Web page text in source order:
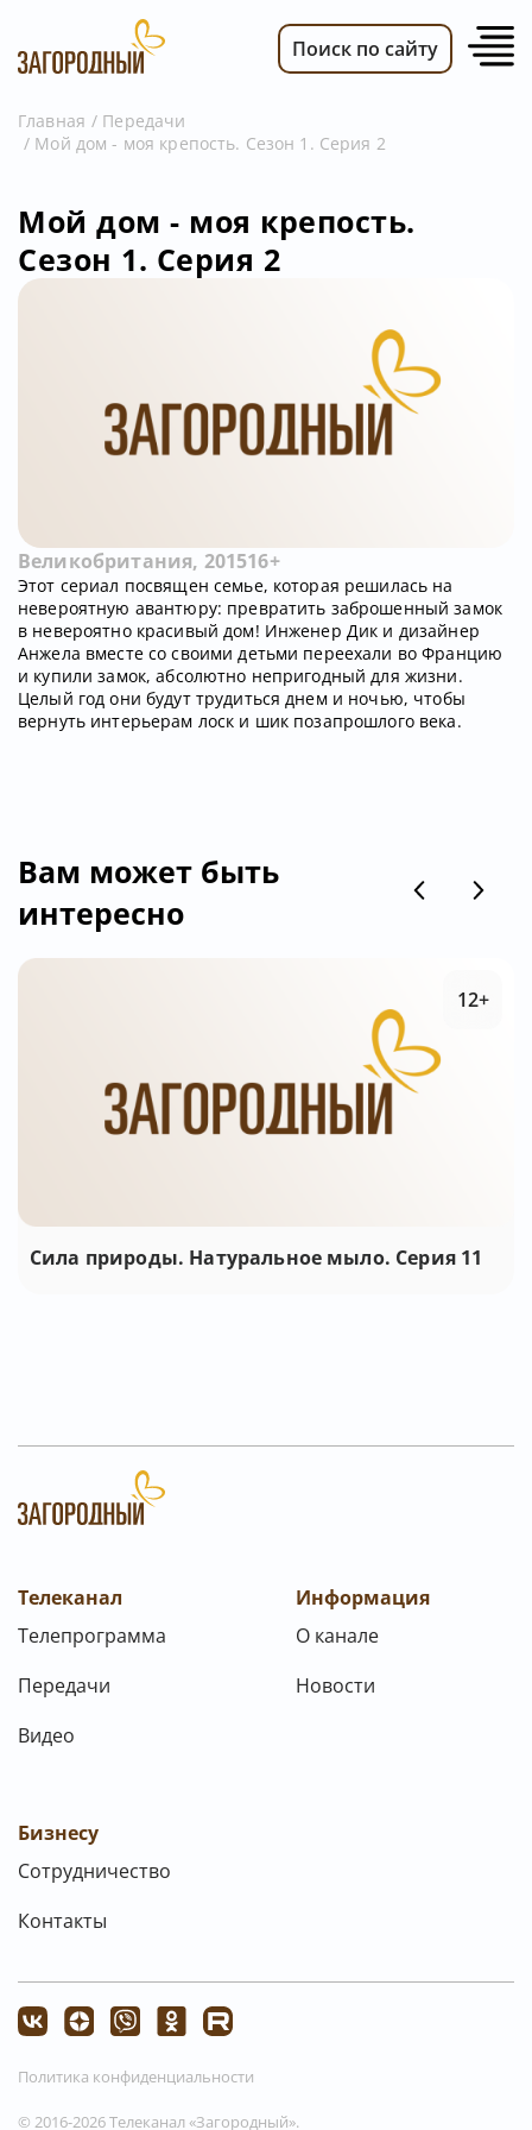
ПЕРЕДАЧИ
ТЕЛЕПРОГРАММА
РЕКЛАМОДАТЕЛЯМ
Поиск по сайту
Главная
Передачи
Мой дом - моя крепость. Сезон 1. Серия 2
Мой дом - моя крепость.
Сезон 1. Серия 2
Великобритания, 201516+
Этот сериал посвящен семье, которая решилась на
невероятную авантюру: превратить заброшенный замок
в невероятно красивый дом! Инженер Дик и дизайнер
Анжела вместе со своими детьми переехали во Францию
и купили замок, абсолютно непригодный для жизни.
Целый год они будут трудиться днем и ночью, чтобы
вернуть интерьерам лоск и шик позапрошлого века.
Вам может быть
интересно
Сила природы. Натуральное мыло. Серия 11
12+
Телеканал
Телепрограмма
Передачи
Видео
Информация
О канале
Новости
Бизнесу
Сотрудничество
Контакты
© 2016-2026 Телеканал «Загородный».
Политика конфиденциальности